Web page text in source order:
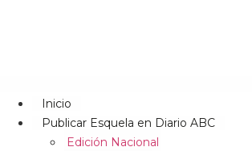
Inicio
Publicar Esquela en Diario ABC
Edición Nacional